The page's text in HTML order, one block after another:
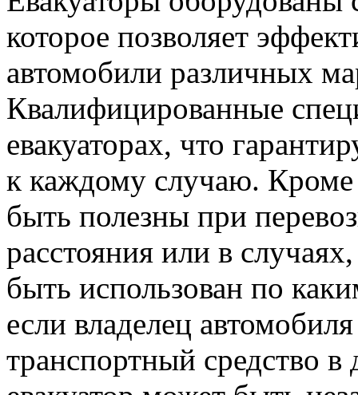
которое позволяет
автомобили различных
Квалифицированные
евакуаторах, что
к каждому случаю. Кроме
быть полезны при
расстояния или в
быть использован по
если владелец
транспортный средство в